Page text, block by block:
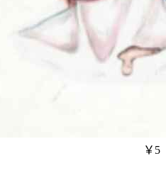
￥5